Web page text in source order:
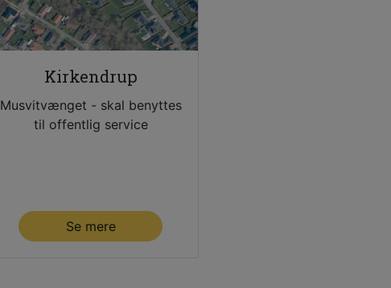
Kirkendrup
Musvitvænget - skal benyttes
til offentlig service
Se mere